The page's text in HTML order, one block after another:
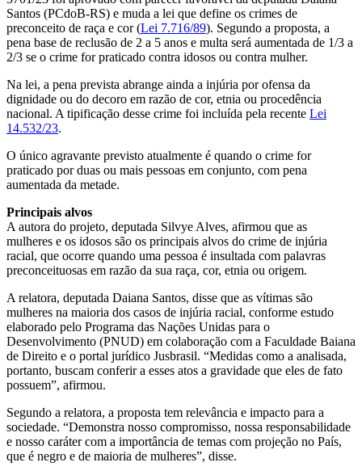
Santos (PCdoB-RS) e muda a lei que define os crimes de
preconceito de raça e cor (Lei 7.716/89). Segundo a proposta, a
pena base de reclusão de 2 a 5 anos e multa será aumentada de 1/3 a
2/3 se o crime for praticado contra idosos ou contra mulher.
Na lei, a pena prevista abrange ainda a injúria por ofensa da
dignidade ou do decoro em razão de cor, etnia ou procedência
nacional. A tipificação desse crime foi incluída pela recente Lei
14.532/23.
O único agravante previsto atualmente é quando o crime for
praticado por duas ou mais pessoas em conjunto, com pena
aumentada da metade.
Principais alvos
A autora do projeto, deputada Silvye Alves, afirmou que as
mulheres e os idosos são os principais alvos do crime de injúria
racial, que ocorre quando uma pessoa é insultada com palavras
preconceituosas em razão da sua raça, cor, etnia ou origem.
A relatora, deputada Daiana Santos, disse que as vítimas são
mulheres na maioria dos casos de injúria racial, conforme estudo
elaborado pelo Programa das Nações Unidas para o
Desenvolvimento (PNUD) em colaboração com a Faculdade Baiana
de Direito e o portal jurídico Jusbrasil. “Medidas como a analisada,
portanto, buscam conferir a esses atos a gravidade que eles de fato
possuem”, afirmou.
Segundo a relatora, a proposta tem relevância e impacto para a
sociedade. “Demonstra nosso compromisso, nossa responsabilidade
e nosso caráter com a importância de temas com projeção no País,
que é negro e de maioria de mulheres”, disse.